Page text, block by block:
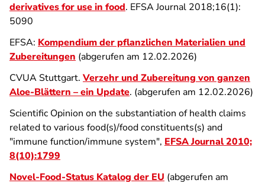
derivatives for use in food. EFSA Journal 2018;16(1):
5090
EFSA: Kompendium der pflanzlichen Materialien und
Zubereitungen (abgerufen am 12.02.2026)
CVUA Stuttgart. Verzehr und Zubereitung von ganzen
Aloe-Blättern – ein Update. (abgerufen am 12.02.2026)
Scientific Opinion on the substantiation of health claims
related to various food(s)/food constituents(s) and
"immune function/immune system", EFSA Journal 2010;
8(10):1799
Novel-Food-Status Katalog der EU (abgerufen am